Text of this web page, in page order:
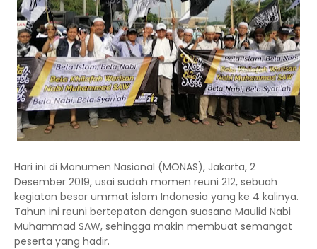
Hari ini di Monumen Nasional (MONAS), Jakarta, 2
Desember 2019, usai sudah momen reuni 212, sebuah
kegiatan besar ummat islam Indonesia yang ke 4 kalinya.
Tahun ini reuni bertepatan dengan suasana Maulid Nabi
Muhammad SAW, sehingga makin membuat semangat
peserta yang hadir.